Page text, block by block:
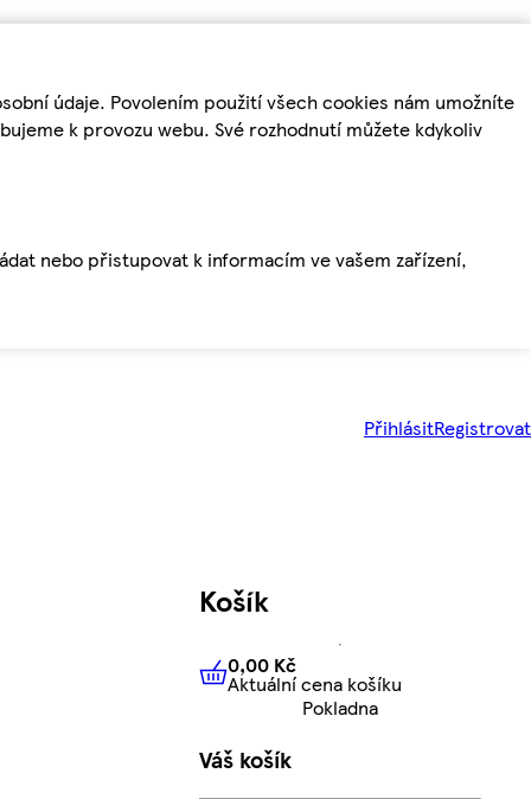
údaje. Povolením použití všech cookies nám umožníte
k provozu webu. Své rozhodnutí můžete kdykoliv
nebo přistupovat k informacím ve vašem zařízení,
PřihlásitRegistrovat
Košík
0,00 KčAktuální cena košíku
0,00 Kč
Aktuální cena košíku
Pokladna
Váš košík